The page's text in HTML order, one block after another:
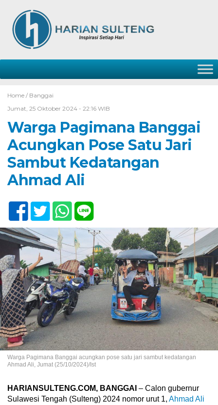
Home / Banggai
Jumat, 25 Oktober 2024 - 22:16 WIB
Warga Pagimana Banggai
Acungkan Pose Satu Jari
Sambut Kedatangan
Ahmad Ali
Warga Pagimana Banggai acungkan pose satu jari sambut kedatangan
Ahmad Ali, Jumat (25/10/2024)/Ist
HARIANSULTENG.COM, BANGGAI – Calon gubernur
Sulawesi Tengah (Sulteng) 2024 nomor urut 1, Ahmad Ali